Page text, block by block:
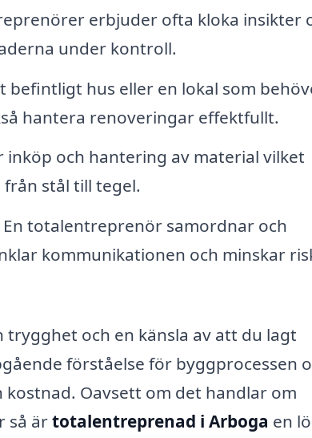
erbjuder ofta kloka insikter
under kontroll.
befintligt hus eller en lokal som
hantera renoveringar effektfullt.
inköp och hantering av material vilket
stål till tegel.
En totalentreprenör samordnar och
kommunikationen och minskar
och en känsla av att du lagt
förståelse för byggprocessen
Oavsett om det handlar om
så ärtotalentreprenad i Arboga en